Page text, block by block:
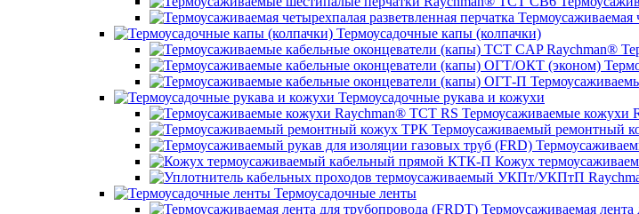
Термоусаживаемая
Термоусадочные капы (колпачки)
Термоусадочные рукава и кожухи
Термоусаживаемые кожухи
Термоусаживаемый ремонтный
Кожух
Термоусадочные ленты
Термоусаживаемая